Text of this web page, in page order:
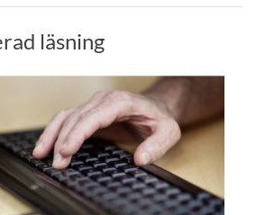
läsning